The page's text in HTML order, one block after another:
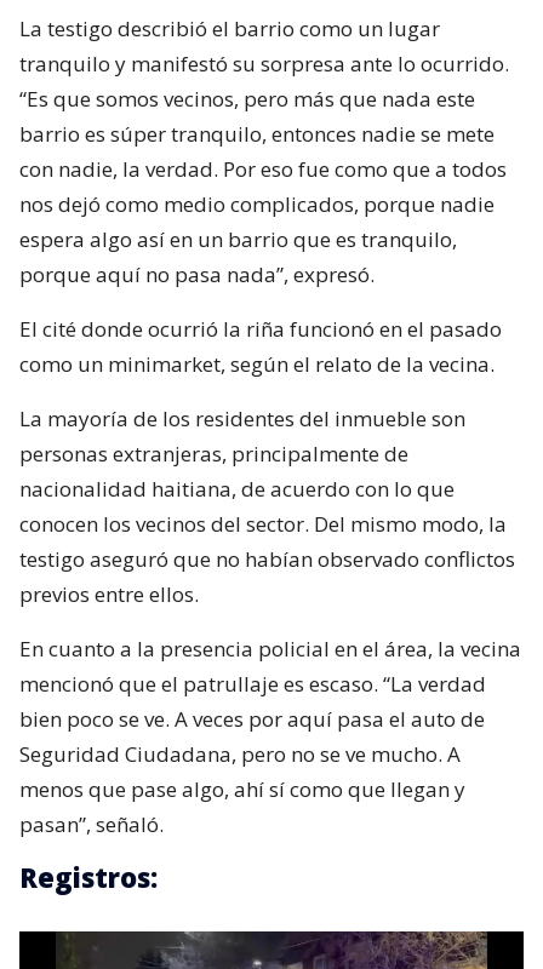
La testigo describió el barrio como un lugar
tranquilo y manifestó su sorpresa ante lo ocurrido.
“Es que somos vecinos, pero más que nada este
barrio es súper tranquilo, entonces nadie se mete
con nadie, la verdad. Por eso fue como que a todos
nos dejó como medio complicados, porque nadie
espera algo así en un barrio que es tranquilo,
porque aquí no pasa nada”, expresó.
El cité donde ocurrió la riña funcionó en el pasado
como un minimarket, según el relato de la vecina.
La mayoría de los residentes del inmueble son
personas extranjeras, principalmente de
nacionalidad haitiana, de acuerdo con lo que
conocen los vecinos del sector. Del mismo modo, la
testigo aseguró que no habían observado conflictos
previos entre ellos.
En cuanto a la presencia policial en el área, la vecina
mencionó que el patrullaje es escaso. “La verdad
bien poco se ve. A veces por aquí pasa el auto de
Seguridad Ciudadana, pero no se ve mucho. A
menos que pase algo, ahí sí como que llegan y
pasan”, señaló.
Registros: